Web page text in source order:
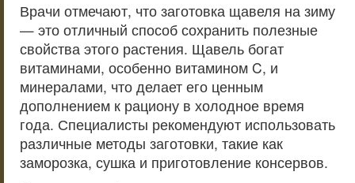
Врачи отмечают, что заготовка щавеля на зиму
— это отличный способ сохранить полезные
свойства этого растения. Щавель богат
витаминами, особенно витамином C, и
минералами, что делает его ценным
дополнением к рациону в холодное время
года. Специалисты рекомендуют использовать
различные методы заготовки, такие как
заморозка, сушка и приготовление консервов.